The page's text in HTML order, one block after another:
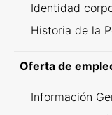
Identidad
Historia de la
Oferta de
Información